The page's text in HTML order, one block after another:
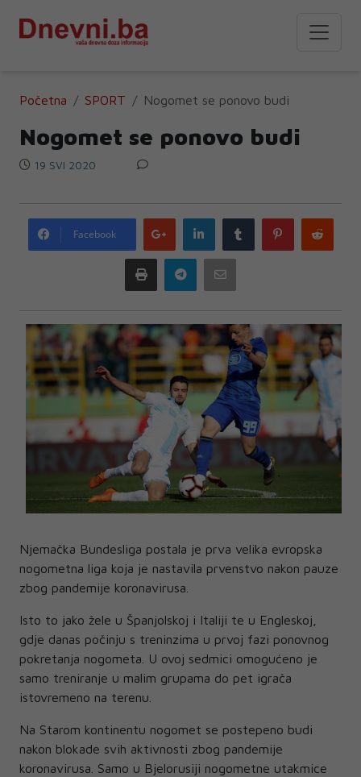
Početna SPORT Nogomet se ponovo budi
Nogomet se ponovo budi
19 SVI 2020
Facebook
Google
plus
LinkedIn Tumblr Pinterest
Print Telegram
Njemačka Bundesliga postala je prva velika evropska
nogometna liga koja je nastavila prvenstvo nakon pauze
zbog pandemije koronavirusa.
Isto to jako žele u Španjolskoj i Italiji te u Engleskoj,
gdje danas počinju s treninzima u prvoj fazi ponovnog
pokretanja nogometa. U ovoj sedmici omogućeno je
samo treniranje u malim grupama do pet igrača
istovremeno na terenu.
Na Starom kontinentu nogomet se postepeno budi
nakon blokade svih aktivnosti zbog pandemije
koronavirusa. Samo u Bjelorusiji nogometne utakmice